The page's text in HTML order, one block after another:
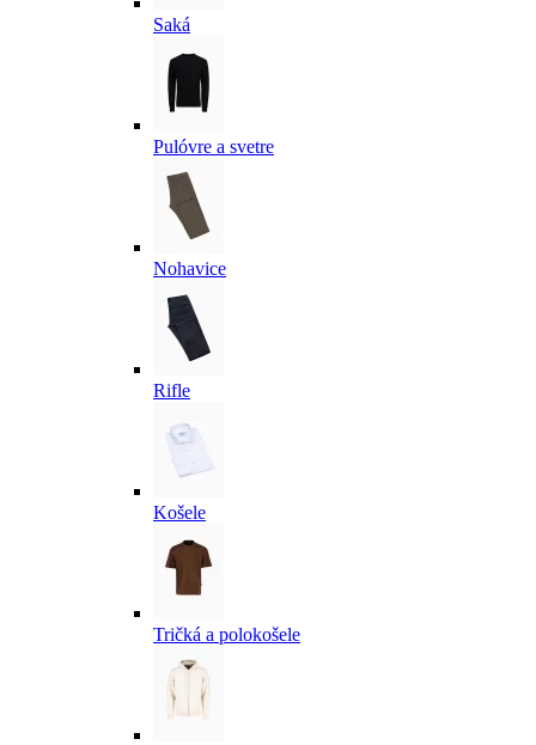
Saká
Pulóvre a svetre
Nohavice
Rifle
Košele
Tričká a polokošele